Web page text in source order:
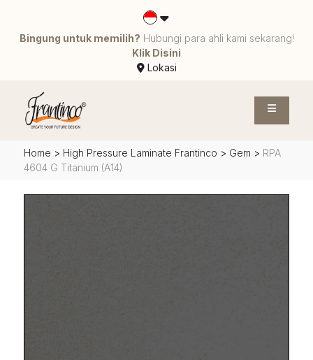
Bingung untuk memilih? Hubungi para ahli kami sekarang!
Klik Disini
Lokasi
Home > High Pressure Laminate Frantinco > Gem > RPA
4604 G Titanium (A14)